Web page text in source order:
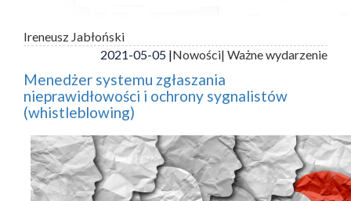
Ireneusz Jabłoński
2021-05-05 |Nowości| Ważne wydarzenie
Menedżer systemu zgłaszania
nieprawidłowości i ochrony sygnalistów
(whistleblowing)